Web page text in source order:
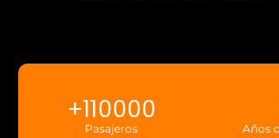
Pasajeros
+110000
Años